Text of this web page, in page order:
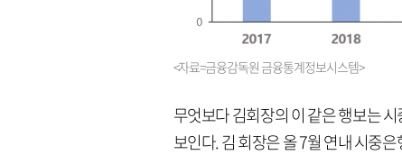
<자료=금융감독원 금융통계정보시스템>
무엇보다 김회장의 이 같은 행보는
보인다. 김 회장은 올 7월 연내 시중